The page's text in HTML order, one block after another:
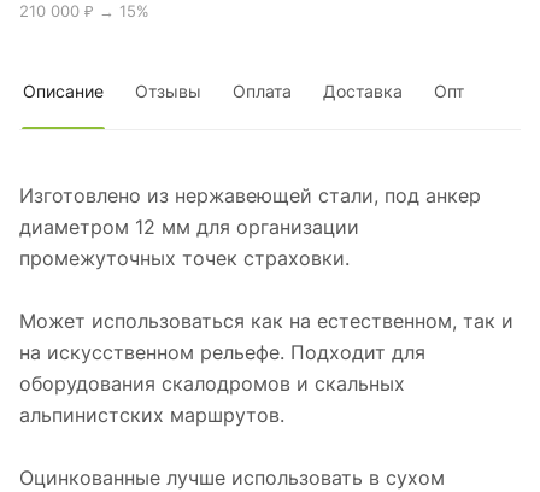
210 000 ₽ → 15%
Описание Отзывы Оплата Доставка Опт
Изготовлено из нержавеющей стали, под анкер
диаметром 12 мм для организации
промежуточных точек страховки.
Может использоваться как на естественном, так и
на искусственном рельефе. Подходит для
оборудования скалодромов и скальных
альпинистских маршрутов.
Оцинкованные лучше использовать в сухом